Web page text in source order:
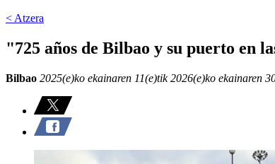
< Atzera
"725 años de Bilbao y su puerto en
Bilbao 2025(e)ko ekainaren 11(e)tik 2026(e)ko ekainaren